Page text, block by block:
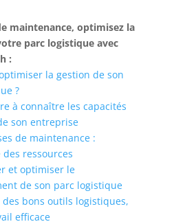
maintenance, optimisez la
parc logistique avec
:
la gestion de son
?
à connaître les capacités
son entreprise
de maintenance :
des ressources
et optimiser le
de son parc logistique
des bons outils logistiques,
efficace